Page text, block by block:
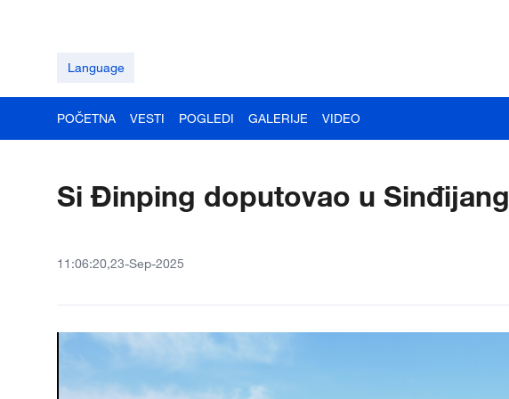
Language
POČETNA VESTI POGLEDI GALERIJE VIDEO
Si Đinping doputovao u Sinđijang
11:06:20,23-Sep-2025